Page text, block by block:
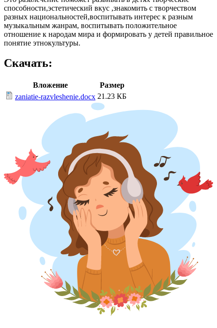
способности,эстетический вкус ,знакомить с творчеством
разных национальностей,воспитывать интерес к разным
музыкальным жанрам, воспитывать положительное
отношение к народам мира и формировать у детей правильное
понятие этнокультуры.
Скачать:
Вложение
Размер
zaniatie-razvleshenie.docx 21.23 КБ